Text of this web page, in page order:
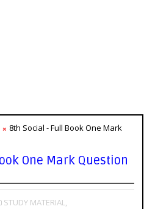
8th Social - Full Book One Mark
One Mark Question
STUDY MATERIAL,